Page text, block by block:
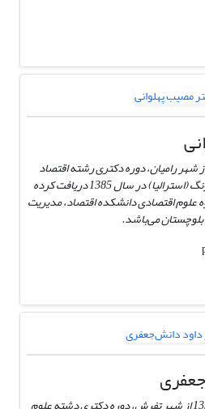
پهلوانی متولد 1348 از شهر رامیان، دوره دکتری رشته اقتصاد
(سنجی) خود را از دانشگاه ولنگونگ (استرالیا) در سال 1385 دریافت کرده
اقتصادی دانشکده اقتصاد، مدیریت
می‌باشد.